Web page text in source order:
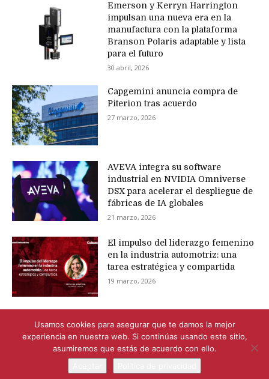
Emerson y Kerryn Harrington
impulsan una nueva era en la
manufactura con la plataforma
Branson Polaris adaptable y lista
para el futuro
30 abril, 2026
Capgemini anuncia compra de
Piterion tras acuerdo
27 marzo, 2026
AVEVA integra su software
industrial en NVIDIA Omniverse
DSX para acelerar el despliegue de
fábricas de IA globales
21 marzo, 2026
El impulso del liderazgo femenino
en la industria automotriz: una
tarea estratégica y compartida
19 marzo, 2026
© Newspaper WordPress Theme by TagDiv
Usamos cookies para asegurar que te damos la mejor
experiencia en nuestra web. Si continúas usando este sitio,
asumiremos que estás de acuerdo con ello.